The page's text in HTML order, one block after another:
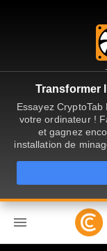
Transformer
Essayez
votre ordinateur !
et gagnez
installation de